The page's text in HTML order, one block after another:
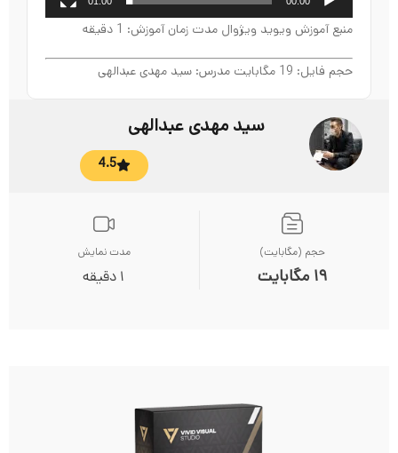
منبع آموزش ویوید ویژوال مدت زمان آموزش: 1 دقیقه
حجم فایل: 19 مگابایت مدرس: سید مهدی عبدالهی
سید مهدی عبدالهی
4.5
حجم (مگابایت)
19 مگابایت
مدت نمایش
1 دقیقه